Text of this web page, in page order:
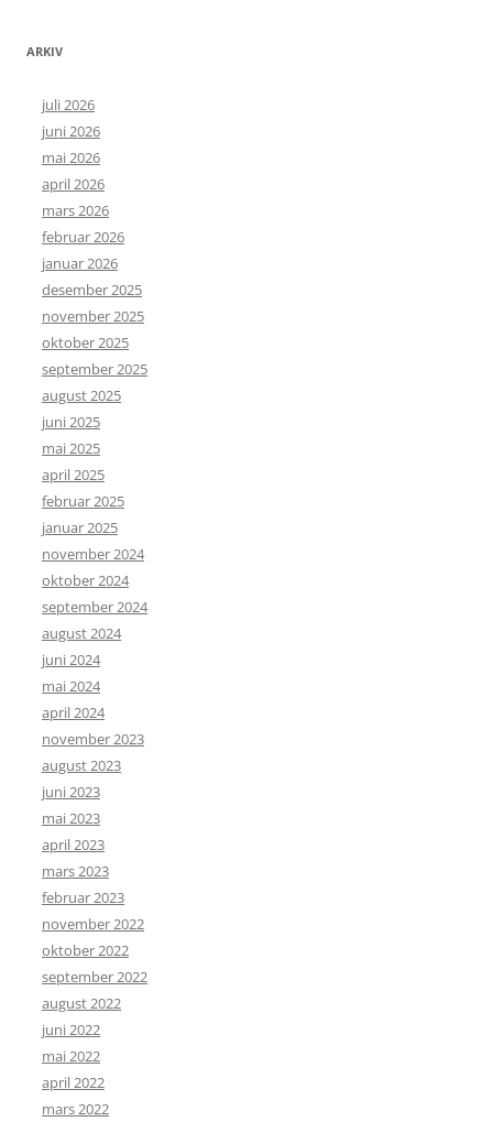
ARKIV
juli 2026
juni 2026
mai 2026
april 2026
mars 2026
februar 2026
januar 2026
desember 2025
november 2025
oktober 2025
september 2025
august 2025
juni 2025
mai 2025
april 2025
februar 2025
januar 2025
november 2024
oktober 2024
september 2024
august 2024
juni 2024
mai 2024
april 2024
november 2023
august 2023
juni 2023
mai 2023
april 2023
mars 2023
februar 2023
november 2022
oktober 2022
september 2022
august 2022
juni 2022
mai 2022
april 2022
mars 2022